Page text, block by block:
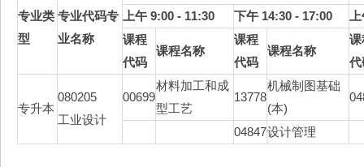
专业类
型
专业代码专
业名称
上午 9:00 - 11:30
下午 14:30 - 17:00
课程
代码
课程名称
课程
代码
课程名称
课
代
专升本
080205
工业设计
00699
材料加工和成
型工艺
13778
机械制图基础
(本)
04847设计管理